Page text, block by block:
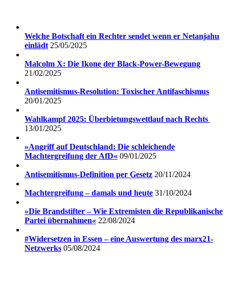
Welche Botschaft ein Rechter sendet wenn er Netanjahu
einlädt 25/05/2025
Malcolm X: Die Ikone der Black-Power-Bewegung
21/02/2025
Antisemitismus-Resolution: Toxischer Antifaschismus
20/01/2025
Wahlkampf 2025: Überbietungswettlauf nach Rechts
13/01/2025
»Angriff auf Deutschland: Die schleichende
Machtergreifung der AfD« 09/01/2025
Antisemitismus-Definition per Gesetz 20/11/2024
Machtergreifung – damals und heute 31/10/2024
»Die Brandstifter – Wie Extremisten die Republikanische
Partei übernahmen« 22/08/2024
#Widersetzen in Essen – eine Auswertung des marx21-
Netzwerks 05/08/2024